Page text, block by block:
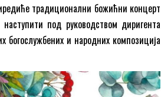
традиционални божићни концерт
под руководством диригента
и народних композиција